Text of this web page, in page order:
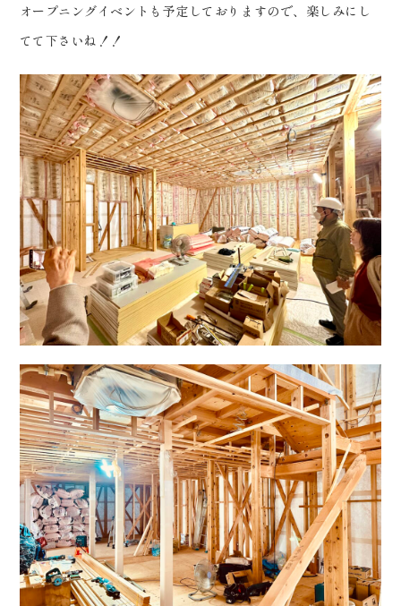
オープニングイベントも予定しておりますので、楽しみにし
てて下さいね！！